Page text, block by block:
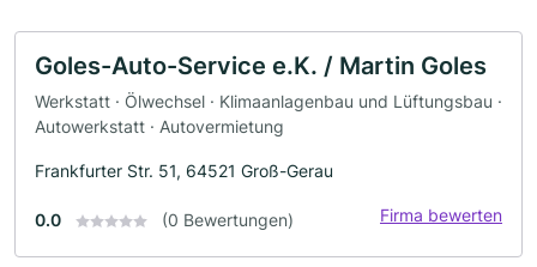
Goles-Auto-Service e.K. / Martin Goles
Werkstatt · Ölwechsel · Klimaanlagenbau und Lüftungsbau ·
Autowerkstatt · Autovermietung
Frankfurter Str. 51, 64521 Groß-Gerau
0.0 (0 Bewertungen) Firma bewerten